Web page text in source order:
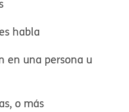
habla
en una persona u
o más